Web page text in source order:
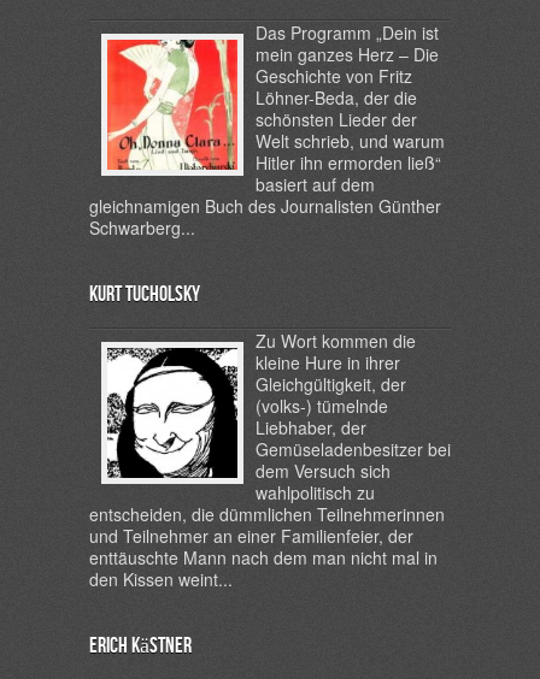
Das Programm „Dein ist
mein ganzes Herz – Die
Geschichte von Fritz
Löhner-Beda, der die
schönsten Lieder der
Welt schrieb, und warum
Hitler ihn ermorden ließ“
basiert auf dem
gleichnamigen Buch des Journalisten Günther
Schwarberg...
Kurt Tucholsky
Zu Wort kommen die
kleine Hure in ihrer
Gleichgültigkeit, der
(volks-) tümelnde
Liebhaber, der
Gemüseladenbesitzer bei
dem Versuch sich
wahlpolitisch zu
entscheiden, die dümmlichen Teilnehmerinnen
und Teilnehmer an einer Familienfeier, der
enttäuschte Mann nach dem man nicht mal in
den Kissen weint...
Erich Kästner